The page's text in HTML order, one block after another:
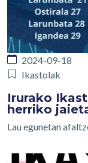
2024-09-18
Ikastolak
Irurako
herriko
Lau egunetan